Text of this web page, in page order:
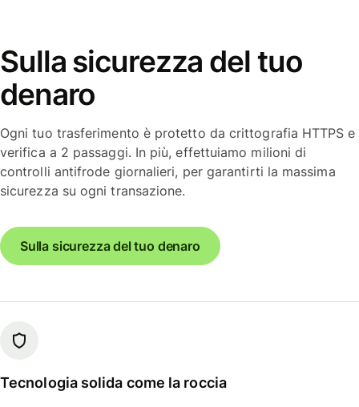
Sulla sicurezza del tuo
denaro
Ogni tuo trasferimento è protetto da crittografia HTTPS e
verifica a 2 passaggi. In più, effettuiamo milioni di
controlli antifrode giornalieri, per garantirti la massima
sicurezza su ogni transazione.
Sulla sicurezza del tuo denaro
Tecnologia solida come la roccia